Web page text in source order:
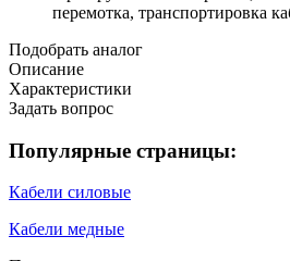
перемотка, транспортировка
Подобрать аналог
Описание
Характеристики
Задать вопрос
Популярные страницы:
Кабели силовые
Кабели медные